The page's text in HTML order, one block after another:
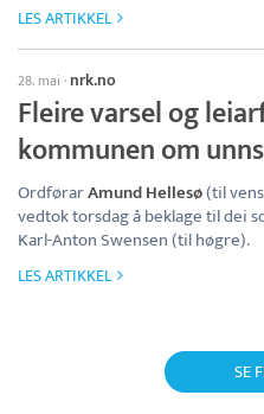
LES ARTIKKEL
28. mai · nrk.no
Fleire varsel og
kommunen om
OrdførarAmund Hellesø(til
vedtok torsdag å beklage til dei
Karl-Anton Swensen (til høgre).
LES ARTIKKEL
SE